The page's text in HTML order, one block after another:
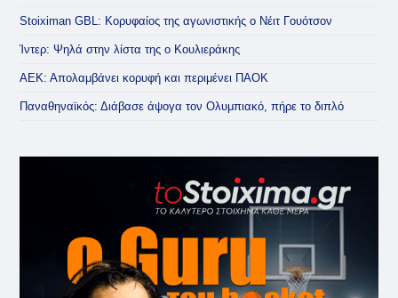
Stoiximan GBL: Κορυφαίος της αγωνιστικής ο Νέιτ Γουότσον
Ίντερ: Ψηλά στην λίστα της ο Κουλιεράκης
ΑΕΚ: Απολαμβάνει κορυφή και περιμένει ΠΑΟΚ
Παναθηναϊκός: Διάβασε άψογα τον Ολυμπιακό, πήρε το διπλό